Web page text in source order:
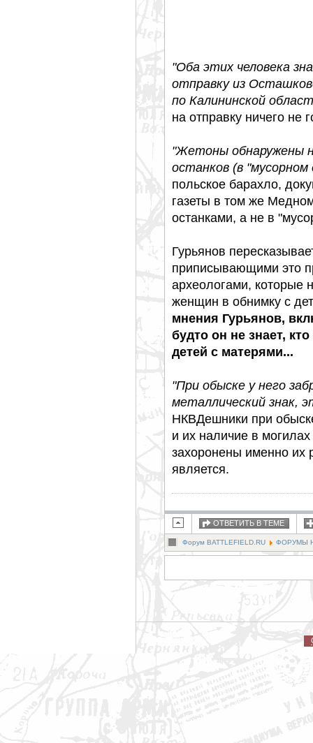
"Оба этих человека
отправку из
по Калининской
на отправку ничего не
"Жетоны обнаружены
останков (в "мусорном
польское барахло,
газеты в том же
останками, а не в
Гурьянов
приписывающими это
археологами, которые
женщин в обнимку с
мнения Гурьянов,
будто он не знает,
детей с матерями...
"При обыске у него
металлический знак,
НКВДешники при
и их наличие в
захоронены именно их
является.
ОТВЕТИТЬ В ТЕМЕ
Форум BATTLEFIELD.RU ФОРУМЫ